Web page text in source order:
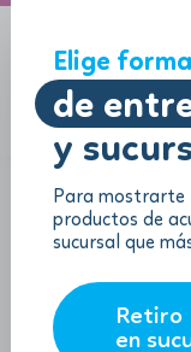
Elige forma
de
y
Para mostrarte
productos de
sucursal que
Retiro
en